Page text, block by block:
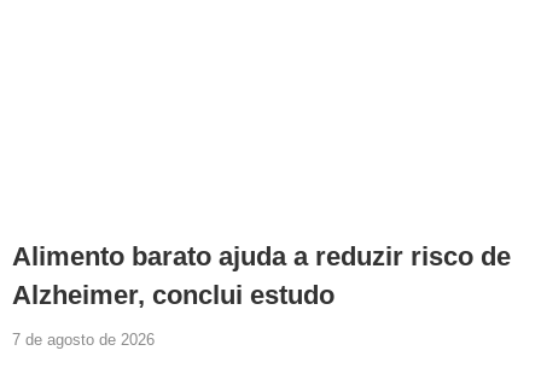
Alimento barato ajuda a reduzir risco de
Alzheimer, conclui estudo
7 de agosto de 2026